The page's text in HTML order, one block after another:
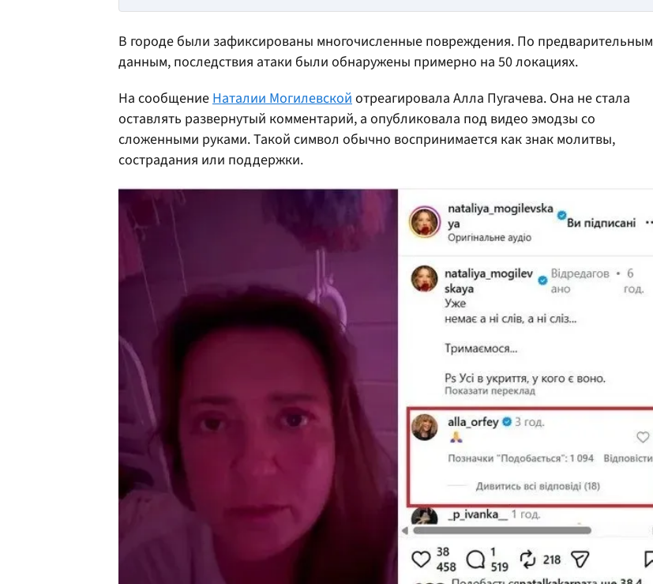
В городе были зафиксированы многочисленные повреждения. По предварительным
данным, последствия атаки были обнаружены примерно на 50 локациях.
На сообщение Наталии Могилевской отреагировала Алла Пугачева. Она не стала
оставлять развернутый комментарий, а опубликовала под видео эмодзы со
сложенными руками. Такой символ обычно воспринимается как знак молитвы,
сострадания или поддержки.